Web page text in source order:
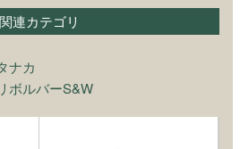
関連カテゴリ
ナカ
ボルバーS&W